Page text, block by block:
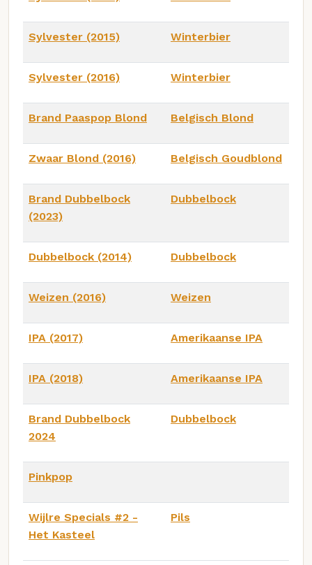
Sylvester (2015) Winterbier
Sylvester (2016) Winterbier
Brand Paaspop Blond Belgisch Blond
Zwaar Blond (2016) Belgisch Goudblond
Brand Dubbelbock
(2023)
Dubbelbock
Dubbelbock (2014) Dubbelbock
Weizen (2016) Weizen
IPA (2017) Amerikaanse IPA
IPA (2018) Amerikaanse IPA
Brand Dubbelbock
2024
Dubbelbock
Pinkpop
Wijlre Specials #2 -
Het Kasteel
Pils